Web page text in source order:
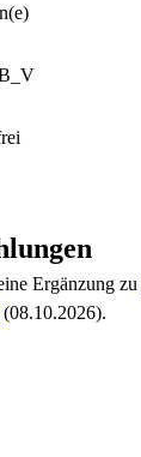
Ergänzung zu
(08.10.2026).